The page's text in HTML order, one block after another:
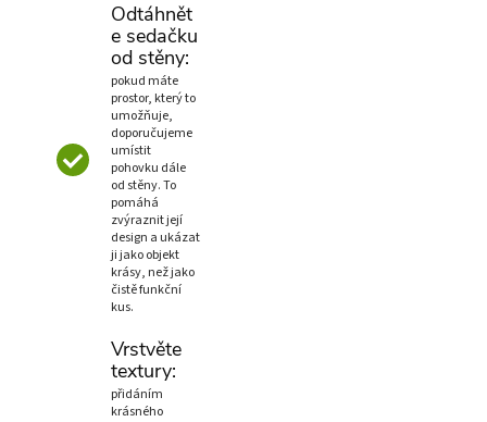
Odtáhnět
e sedačku
od stěny:
pokud máte
prostor, který to
umožňuje,
doporučujeme
umístit
pohovku dále
od stěny. To
pomáhá
zvýraznit její
design a ukázat
ji jako objekt
krásy, než jako
čistě funkční
kus.
Vrstvěte
textury:
přidáním
krásného